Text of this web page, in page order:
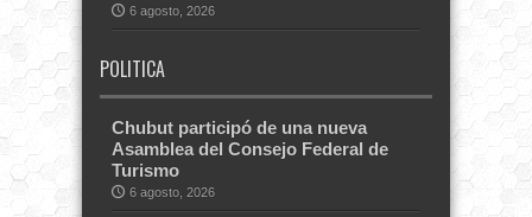
6 agosto, 2026
POLITICA
Chubut participó de una nueva
Asamblea del Consejo Federal de
Turismo
6 agosto, 2026